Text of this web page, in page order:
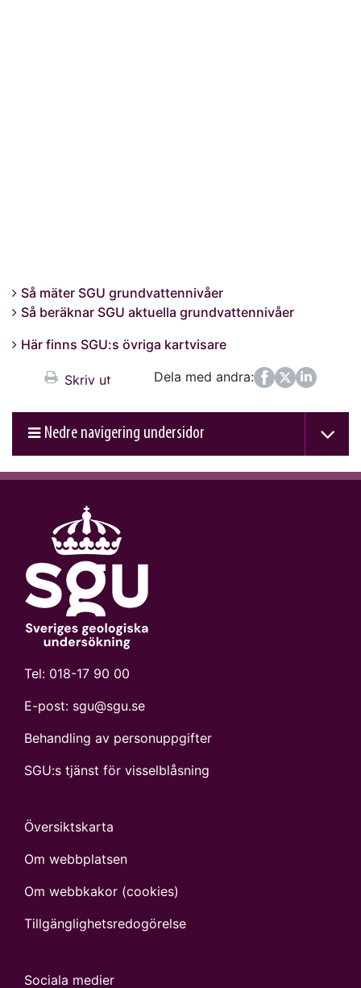
Så mäter SGU grundvattennivåer
Så beräknar SGU aktuella grundvattennivåer
Här finns SGU:s övriga kartvisare
Skriv ut Dela med andra:
FacebookTwitter
LinkedIn
Nedre navigering undersidor
Tel: 018-17 90 00
E-post: sgu@sgu.se
Behandling av personuppgifter
SGU:s tjänst för visselblåsning
Översiktskarta
Om webbplatsen
Om webbkakor (cookies)
Tillgänglighets­redogörelse
Sociala medier